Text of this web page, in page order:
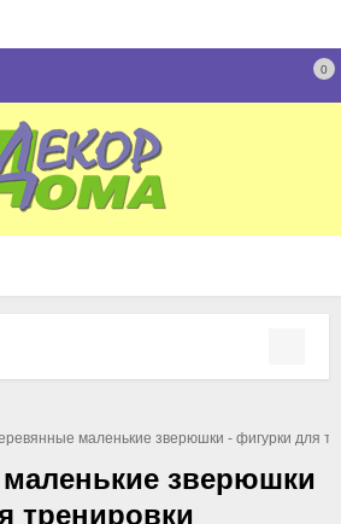
0
маленькие зверюшки - фигурки для
зверюшки
тренировки